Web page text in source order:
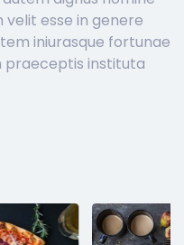
velit esse in genere
iniurasque fortunae
praeceptis instituta